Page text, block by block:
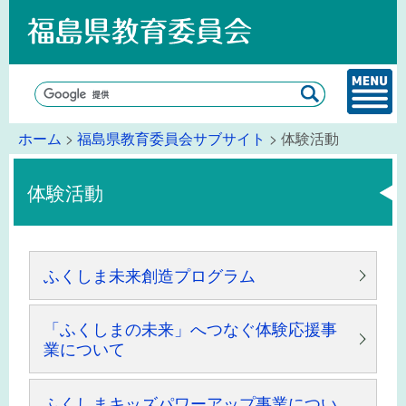
ホーム > 福島県教育委員会サブサイト > 体験活動
体験活動
ふくしま未来創造プログラム
「ふくしまの未来」へつなぐ体験応援事
業について